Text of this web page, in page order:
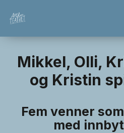
Mikkel, Olli,
og Kristin
Fem venner
med